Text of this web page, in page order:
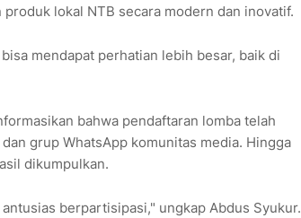
lokal NTB secara modern dan inovatif.
mendapat perhatian lebih besar, baik di
bahwa pendaftaran lomba telah
grup WhatsApp komunitas media. Hingga
dikumpulkan.
berpartisipasi," ungkap Abdus Syukur.